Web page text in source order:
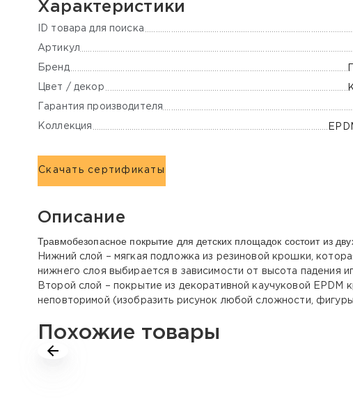
Характеристики
ID товара для поиска
Артикул
Бренд
Цвет / декор
Гарантия производителя
Коллекция
Скачать сертификаты
Описание
Травмобезопасное покрытие для детских площадок состоит из
Нижний слой – мягкая подложка из резиновой крошки,
нижнего слоя выбирается в зависимости от высота падения
Второй слой – покрытие из декоративной каучуковой
неповторимой (изобразить рисунок любой сложности,
Похожие товары